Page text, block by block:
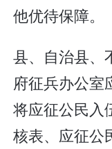
他优待保障。
县、自治县、
府征兵办公室
将应征公民入
核表、应征公